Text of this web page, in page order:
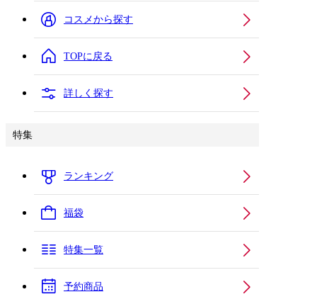
コスメから探す
TOPに戻る
詳しく探す
特集
ランキング
福袋
特集一覧
予約商品